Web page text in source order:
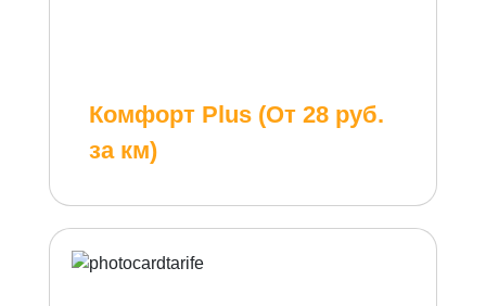
Комфорт Plus (От 28 руб.
за км)